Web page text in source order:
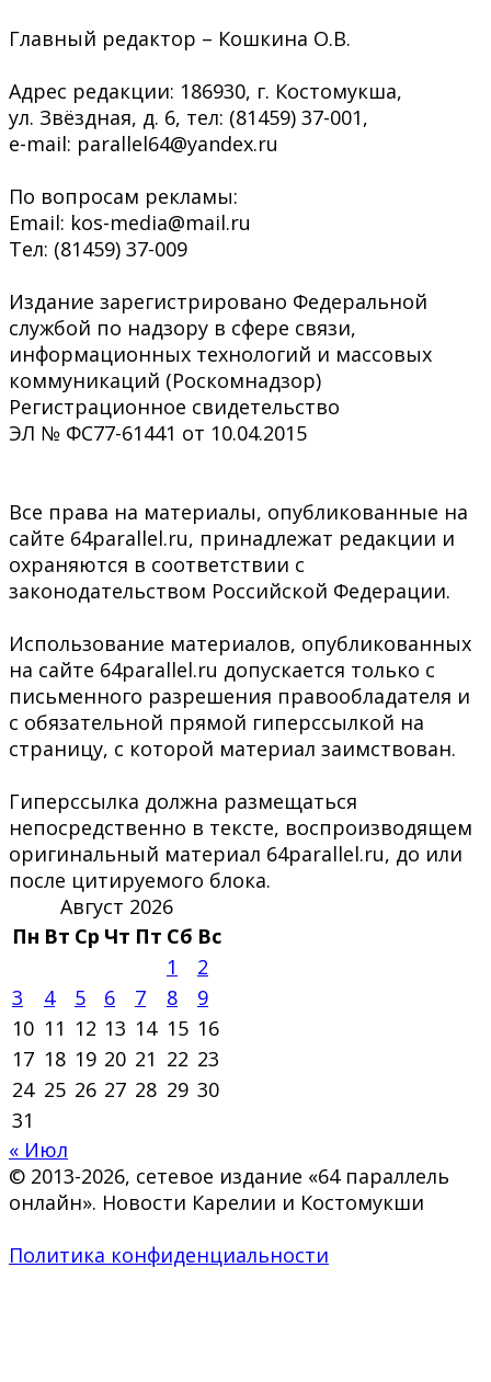
Главный редактор – Кошкина О.В.
Адрес редакции: 186930, г. Костомукша,
ул. Звёздная, д. 6, тел: (81459) 37-001,
e-mail: parallel64@yandex.ru
По вопросам рекламы:
Email: kos-media@mail.ru
Тел: (81459) 37-009
Издание зарегистрировано Федеральной
службой по надзору в сфере связи,
информационных технологий и массовых
коммуникаций (Роскомнадзор)
Регистрационное свидетельство
ЭЛ № ФС77-61441 от 10.04.2015
Все права на материалы, опубликованные на
сайте 64parallel.ru, принадлежат редакции и
охраняются в соответствии с
законодательством Российской Федерации.
Использование материалов, опубликованных
на сайте 64parallel.ru допускается только с
письменного разрешения правообладателя и
с обязательной прямой гиперссылкой на
страницу, с которой материал заимствован.
Гиперссылка должна размещаться
непосредственно в тексте, воспроизводящем
оригинальный материал 64parallel.ru, до или
после цитируемого блока.
Август 2026
Пн Вт Ср Чт Пт Сб Вс
1
2
3
4 5 6 7 8
9
10 11 12 13 14 15 16
17 18 19 20 21 22 23
24 25 26 27 28 29 30
31
« Июл
© 2013-2026, сетевое издание «64 параллель
онлайн». Новости Карелии и Костомукши
Политика конфиденциальности